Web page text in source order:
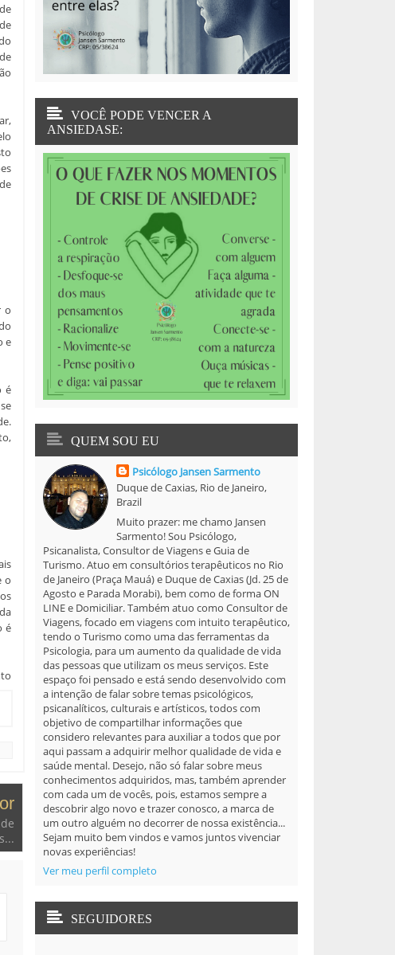
o
e
é
o
é
VOCÊ PODE VENCER A
ANSIEDASE:
QUEM SOU EU
Psicólogo Jansen Sarmento
Duque de Caxias, Rio de Janeiro,
Brazil
Muito prazer: me chamo Jansen
Sarmento! Sou Psicólogo,
Psicanalista, Consultor de Viagens e Guia de
Turismo. Atuo em consultórios terapêuticos no Rio
de Janeiro (Praça Mauá) e Duque de Caxias (Jd. 25 de
Agosto e Parada Morabi), bem como de forma ON
LINE e Domiciliar. Também atuo como Consultor de
Viagens, focado em viagens com intuito terapêutico,
tendo o Turismo como uma das ferramentas da
Psicologia, para um aumento da qualidade de vida
das pessoas que utilizam os meus serviços. Este
espaço foi pensado e está sendo desenvolvido com
a intenção de falar sobre temas psicológicos,
psicanalíticos, culturais e artísticos, todos com
objetivo de compartilhar informações que
considero relevantes para auxiliar a todos que por
aqui passam a adquirir melhor qualidade de vida e
saúde mental. Desejo, não só falar sobre meus
conhecimentos adquiridos, mas, também aprender
com cada um de vocês, pois, estamos sempre a
descobrir algo novo e trazer conosco, a marca de
um outro alguém no decorrer de nossa existência...
Sejam muito bem vindos e vamos juntos vivenciar
novas experiências!
Ver meu perfil completo
SEGUIDORES